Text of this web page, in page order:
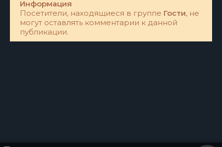
Информация
Посетители, находящиеся в группе Гости, не
могут оставлять комментарии к данной
публикации.